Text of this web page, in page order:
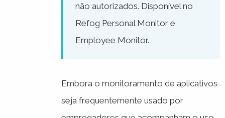
não autorizados. Disponível no
Refog Personal Monitor e
Employee Monitor.
Embora o monitoramento de aplicativos
seja frequentemente usado por